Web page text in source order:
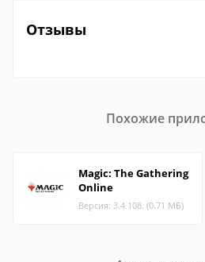
Отзывы
Похожие
Magic: The Gathering
Online
Версия: 3.4.108. (0.71 МБ)